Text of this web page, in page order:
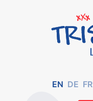
EN DE FR